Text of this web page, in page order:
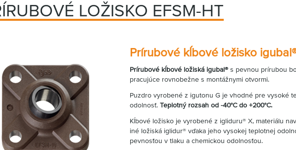
LOŽISKO EFSM-HT
Prírubové kĺbové ložisko igubal
Prírubové kĺbové ložiská igubal® s pevnou prírubou
pracujúce rovnobežne s montážnymi otvormi.
Puzdro vyrobené z igutonu G je vhodné pre vysoké
odolnosť. Teplotný rozsah od -40°C do +200°C.
Kĺbové ložisko je vyrobené z igliduru® X, materiálu
iné ložiská iglidur® vďaka jeho vysokej teplotnej
pevnosťou v tlaku a chemickou odolnosťou.